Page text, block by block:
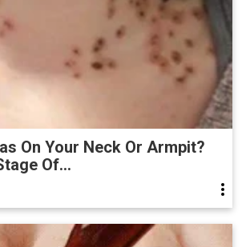
On Your Neck Or Armpit?
Of...